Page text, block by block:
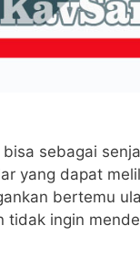
sebagai
yang dapat
bertemu
tidak ingin